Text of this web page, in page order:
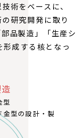
術をベースに、
研究開発に取り
品製造」「生産シ
成する核となっ
型
金型の設計・製